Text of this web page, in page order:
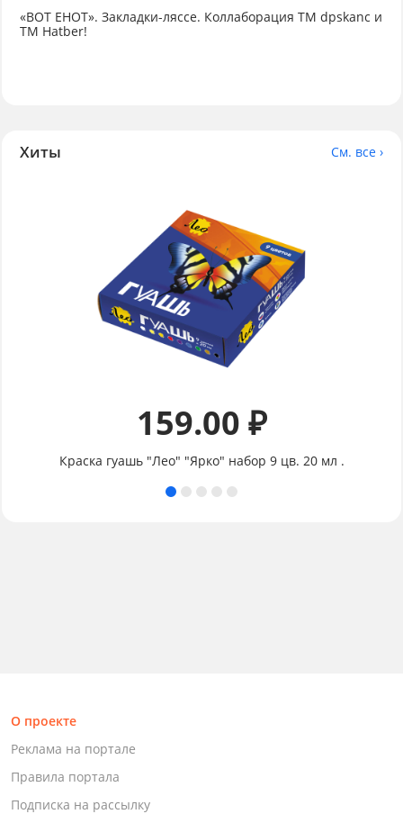
«ВОТ ЕНОТ». Закладки-ляссе. Коллаборация TM dpskanc и
ТМ Hatber!
Хиты См. все ›
159.00 ₽
Краска гуашь "Лео" "Ярко" набор 9 цв. 20 мл .
О проекте
Реклама на портале
Правила портала
Подписка на рассылку